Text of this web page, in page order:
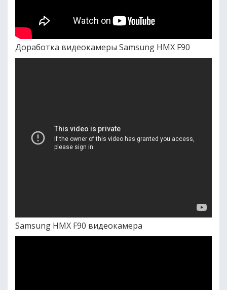
Доработка видеокамеры Samsung HMX F90
Samsung HMX F90 видеокамера